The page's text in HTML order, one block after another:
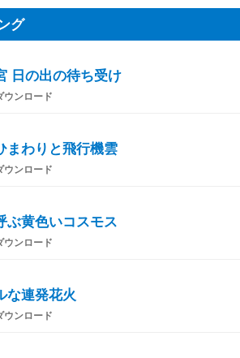
グ
日の出の待ち受け
ウンロード
まわりと飛行機雲
ウンロード
ぶ黄色いコスモス
ウンロード
な連発花火
ウンロード